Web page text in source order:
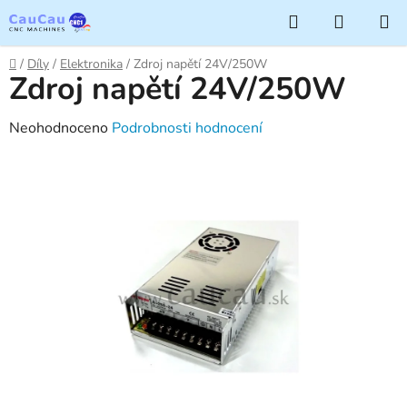
na
obsah
Hledat
KOŠÍK
Domů
/ Díly / Elektronika / Zdroj napětí 24V/250W
Zdroj napětí 24V/250W
Průměrné
Neohodnoceno Podrobnosti hodnocení